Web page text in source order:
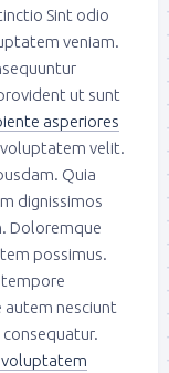
Sint odio
veniam.
ut sunt
asperiores
velit.
Quia
dignissimos
Doloremque
possimus.
autem nesciunt
voluptatem